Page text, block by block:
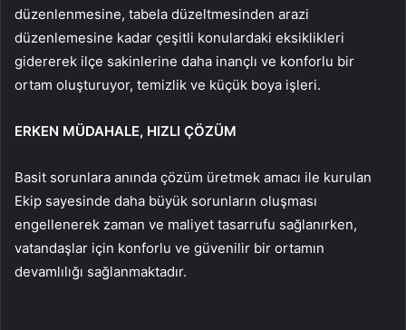
düzenlenmesine, tabela düzeltmesinden arazi
düzenlemesine kadar çeşitli konulardaki eksiklikleri
gidererek ilçe sakinlerine daha inançlı ve konforlu bir
ortam oluşturuyor, temizlik ve küçük boya işleri.
ERKEN MÜDAHALE, HIZLI ÇÖZÜM
Basit sorunlara anında çözüm üretmek amacı ile kurulan
Ekip sayesinde daha büyük sorunların oluşması
engellenerek zaman ve maliyet tasarrufu sağlanırken,
vatandaşlar için konforlu ve güvenilir bir ortamın
devamlılığı sağlanmaktadır.